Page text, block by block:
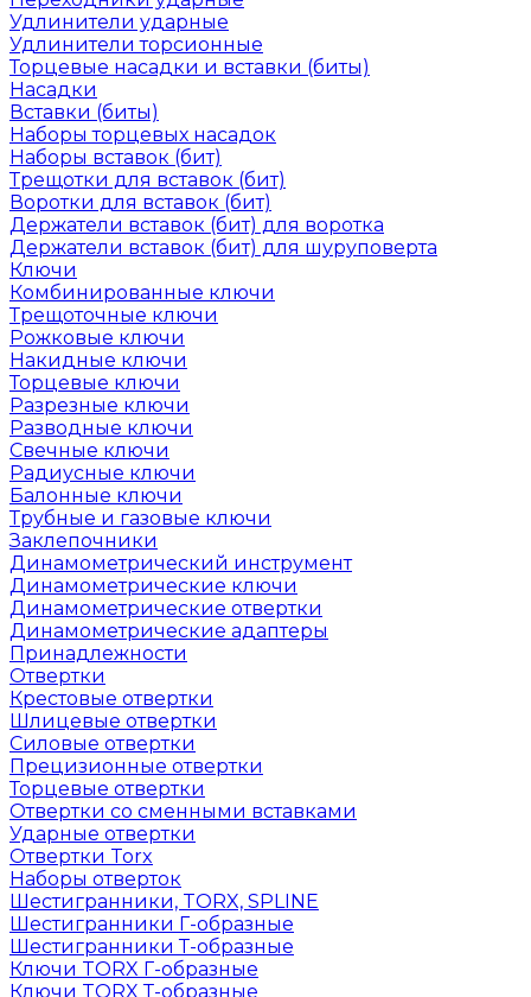
Удлинители ударные
Удлинители торсионные
Торцевые насадки и вставки (биты)
Насадки
Вставки (биты)
Наборы торцевых насадок
Наборы вставок (бит)
Трещотки для вставок (бит)
Воротки для вставок (бит)
Держатели вставок (бит) для воротка
Держатели вставок (бит) для шуруповерта
Ключи
Комбинированные ключи
Трещоточные ключи
Рожковые ключи
Накидные ключи
Торцевые ключи
Разрезные ключи
Разводные ключи
Свечные ключи
Радиусные ключи
Балонные ключи
Трубные и газовые ключи
Заклепочники
Динамометрический инструмент
Динамометрические ключи
Динамометрические отвертки
Динамометрические адаптеры
Принадлежности
Отвертки
Крестовые отвертки
Шлицевые отвертки
Силовые отвертки
Прецизионные отвертки
Торцевые отвертки
Отвертки со сменными вставками
Ударные отвертки
Отвертки Torx
Наборы отверток
Шестигранники, TORX, SPLINE
Шестигранники Г-образные
Шестигранники Т-образные
Ключи TORX Г-образные
Ключи TORX Т-образные